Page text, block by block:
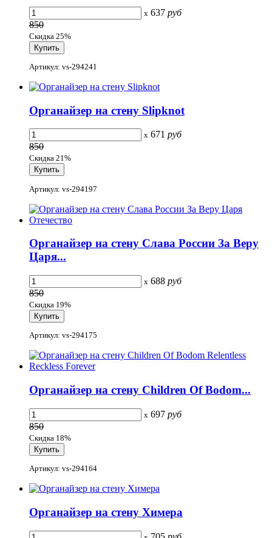
x 637 руб
850
Скидка 25%
Артикул: vs-294241
Органайзер на стену Slipknot
x 671 руб
850
Скидка 21%
Артикул: vs-294197
Органайзер на стену Слава России За Веру
Царя...
x 688 руб
850
Скидка 19%
Артикул: vs-294175
Органайзер на стену Children Of Bodom...
x 697 руб
850
Скидка 18%
Артикул: vs-294164
Органайзер на стену Химера